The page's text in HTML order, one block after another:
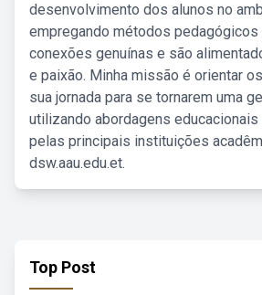
desenvolvimento dos alunos no
empregando métodos pedagógicos
conexões genuínas e são
e paixão. Minha missão é orientar
sua jornada para se tornarem uma
utilizando abordagens
pelas principais instituições
dsw.aau.edu.et.
Top Post